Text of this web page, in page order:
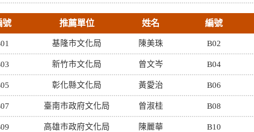
號 推薦單位 姓名 編號
基隆市文化局 陳美珠 B02
新竹市文化局 曾文岑 B04
彰化縣文化局 黃愛治 B06
臺南市政府文化局 曾淑桂 B08
高雄市政府文化局 陳麗華 B10